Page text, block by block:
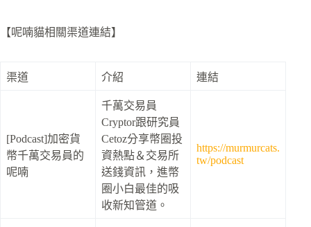
【呢喃貓相關渠道連結】
渠道 介紹 連結
[Podcast]加密貨
幣千萬交易員的
呢喃
千萬交易員
Cryptor跟研究員
Cetoz分享幣圈投
資熱點＆交易所
送錢資訊，進幣
圈小白最佳的吸
收新知管道。
https://murmurcats.
tw/podcast